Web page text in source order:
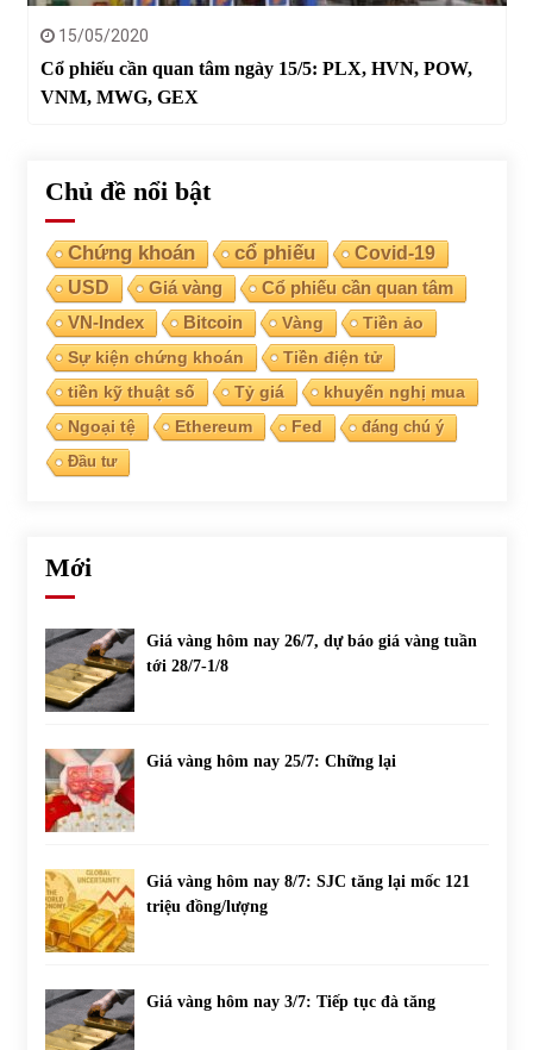
15/05/2020
Cổ phiếu cần quan tâm ngày 15/5: PLX, HVN, POW,
VNM, MWG, GEX
Chủ đề nổi bật
Chứng khoán cổ phiếu
Covid-19
USD
Giá vàng Cổ phiếu cần quan tâm
VN-Index Bitcoin Vàng
Tiền ảo
Sự kiện chứng khoán
Tiền điện tử
tiền kỹ thuật số
Tỷ giá
khuyến nghị mua
Ngoại tệ
Ethereum Fed
đáng chú ý
Đầu tư
Mới
Giá vàng hôm nay 26/7, dự báo giá vàng tuần
tới 28/7-1/8
Giá vàng hôm nay 25/7: Chững lại
Giá vàng hôm nay 8/7: SJC tăng lại mốc 121
triệu đồng/lượng
Giá vàng hôm nay 3/7: Tiếp tục đà tăng